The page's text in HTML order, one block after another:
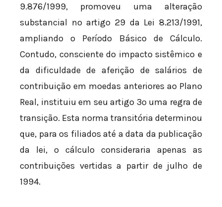
9.876/1999, promoveu uma alteração
substancial no artigo 29 da Lei 8.213/1991,
ampliando o Período Básico de Cálculo.
Contudo, consciente do impacto sistêmico e
da dificuldade de aferição de salários de
contribuição em moedas anteriores ao Plano
Real, instituiu em seu artigo 3º uma regra de
transição. Esta norma transitória determinou
que, para os filiados até a data da publicação
da lei, o cálculo consideraria apenas as
contribuições vertidas a partir de julho de
1994.